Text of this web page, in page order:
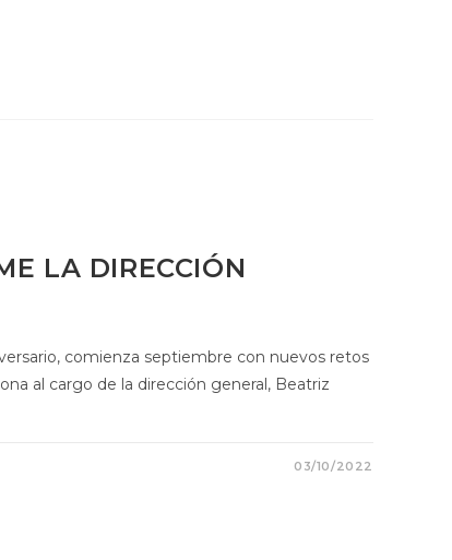
LA DIRECCIÓN
comienza septiembre con nuevos retos
al cargo de la dirección general, Beatriz
03/10/2022